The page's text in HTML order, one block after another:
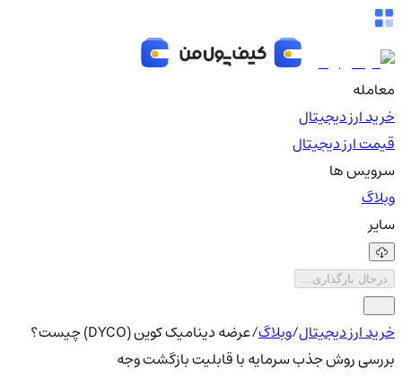
معامله
خرید ارز دیجیتال
قیمت ارز دیجیتال
سرویس ها
وبلاگ
سایر
درحال بارگذاری...
خرید ارز دیجیتال/وبلاگ/
عرضه دینامیک کوین (DYCO) چیست؟
بررسی روش جذب سرمایه با قابلیت بازگشت وجه